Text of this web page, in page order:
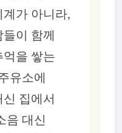
계가 아니라,
이 함께
억을 쌓는
유소에
집에서
음 대신